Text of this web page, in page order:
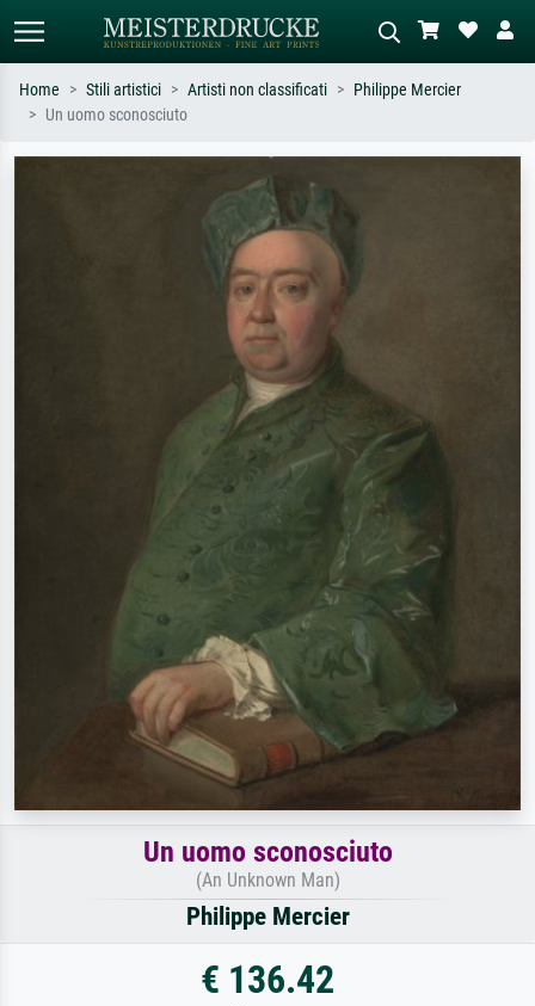
Impressionismo, onda di Hokusai,
olio scuro, nudo in piedi vicino a un
Home Stili artistici Artisti non classificati
Philippe Mercier
Un uomo sconosciuto
Un uomo sconosciuto
(An Unknown Man)
Philippe Mercier
€ 136.42